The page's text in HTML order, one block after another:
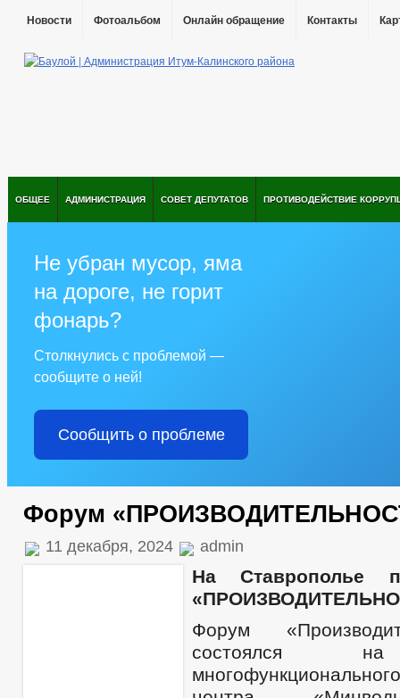
Новости Фотоальбом Онлайн обращение Контакты
ОБЩЕЕ АДМИНИСТРАЦИЯ СОВЕТ ДЕПУТАТОВ ПРОТИВОДЕЙСТВИЕ
Не убран мусор, яма
на дороге, не горит
фонарь?
Столкнулись с проблемой —
сообщите о ней!
Сообщить о проблеме
Форум
11 декабря, 2024 admin
На Ставрополье
Форум
состоялся